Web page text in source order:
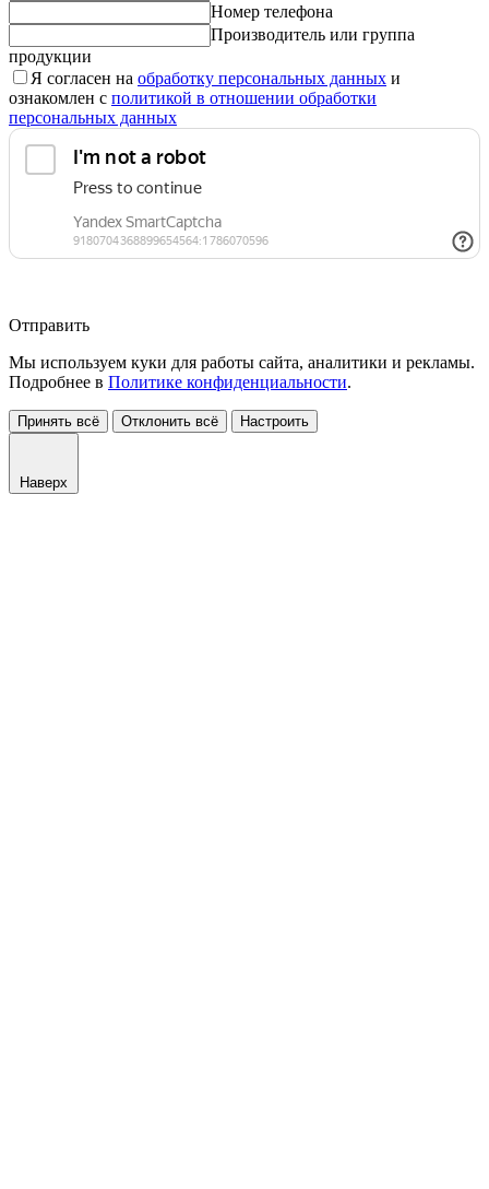
Номер телефона
Производитель или группа
продукции
Я согласен на обработку персональных данных и
ознакомлен с политикой в отношении обработки
персональных данных
Отправить
Мы используем куки для работы сайта, аналитики и рекламы.
Подробнее в Политике конфиденциальности.
Принять всё Отклонить всё Настроить
Наверх